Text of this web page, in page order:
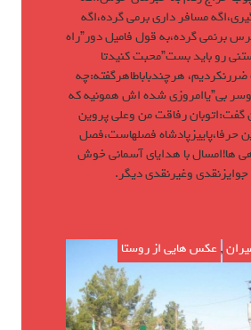
مسافر دارى برمى گرده،اگه
برنمى گرده،به قول فاميل دور”راه
رو بايد بست”محبت كنيدتا
ضررنكرديم، هرچندباباطاهرگفته:چه
بى”ياامروزى شده اش همونيه كه
گفت:اتوبان رفاقت من وعلى پروين
حرفا،پاييزپادشاه فصلهاست،فصل
ها!امسال با هداياى آسمانى خوش
وغيرنقدى ديگر.
,عکس هایی از روستا